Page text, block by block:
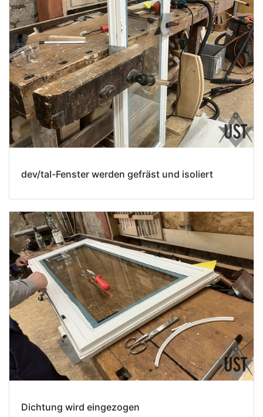
dev/tal-Fenster werden gefräst und isoliert
Dichtung wird eingezogen